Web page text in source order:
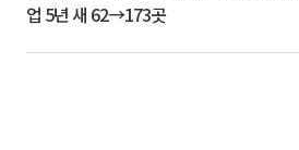
업 5년 새 62→173곳